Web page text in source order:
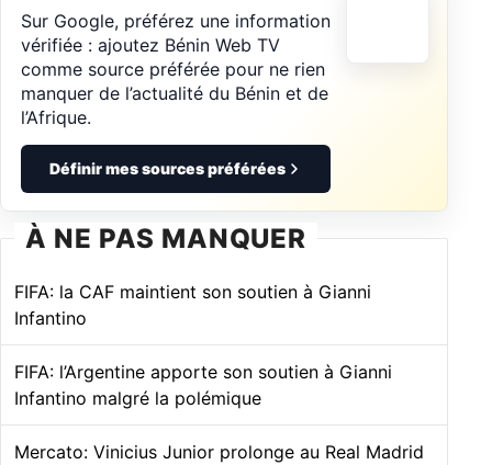
Sur Google, préférez une information
vérifiée : ajoutez Bénin Web TV
comme source préférée pour ne rien
manquer de l’actualité du Bénin et de
l’Afrique.
Définir mes sources préférées
À NE PAS MANQUER
FIFA: la CAF maintient son soutien à Gianni
Infantino
FIFA: l’Argentine apporte son soutien à Gianni
Infantino malgré la polémique
Mercato: Vinicius Junior prolonge au Real Madrid